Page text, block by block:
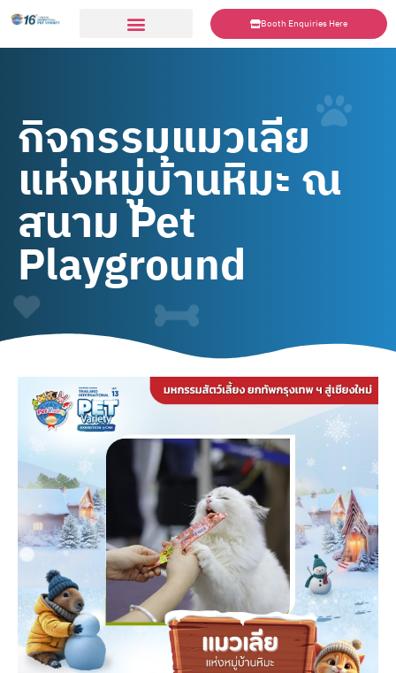
Booth Enquiries Here
กิจกรรมแมวเลีย
แห่งหมู่บ้านหิมะ ณ
สนาม Pet
Playground